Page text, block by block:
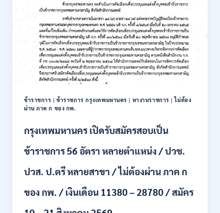
รับ
สมัคร
บุคคล
เพื่อ
บรรจุ
เป็น
พนักงาน
รัฐวิสาหกิจ
16
/
ป.ตรี
ส
+
ไป
เงิน
23,290
ข้าราชการ |ข้าราชการ กรุงเทพมหานคร | หางานราชการ |ไม่ต้อง
ผ่าน ภาค ก ของ กพ.
กรุงเทพมหานคร เปิดรับสมัครสอบเป็น
ข้าราชการ 56 อัตรา หลายตำแหน่ง / ปวช.
ปวส. ป.ตรี หลายสาขา / ไม่ต้องผ่าน ภาค ก
ของ กพ. / เงินเดือน 11380 – 28780 / สมัคร